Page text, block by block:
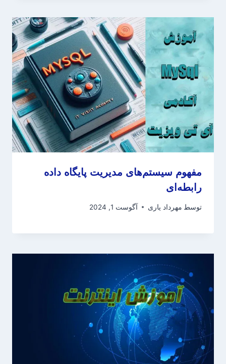
مفهوم سیستم‌های مدیریت پایگاه داده
رابطه‌ای
توسط مهرداد یاری آگوست 1, 2024